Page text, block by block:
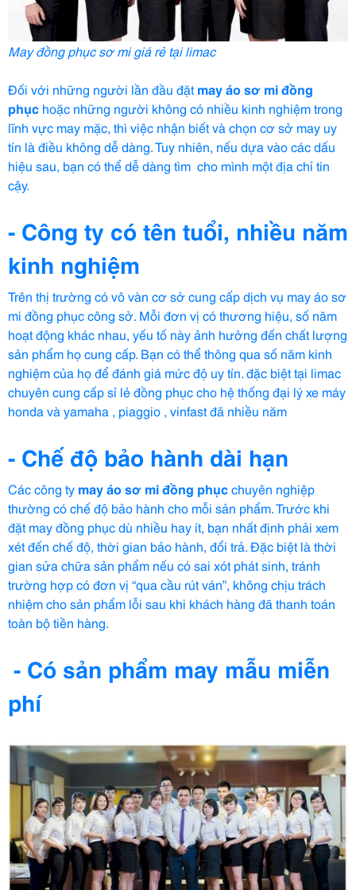
May đồng phục sơ mi giá rẻ tại limac
Đối với những người lần đầu đặt mayáo sơ mi đồng
phục hoặc những người không có nhiều kinh nghiệm trong
lĩnh vực may mặc, thì việc nhận biết và chọn cơ sở may uy
tín là điều không dễ dàng. Tuy nhiên, nếu dựa vào các dấu
hiệu sau, bạn có thể dễ dàng tìm cho mình một địa chỉ tin
cậy.
- Công ty có tên tuổi, nhiều năm
kinh nghiệm
Trên thị trường có vô vàn cơ sở cung cấp dịch vụ may áo sơ
mi đồng phục công sở. Mỗi đơn vị có thương hiệu, số năm
hoạt động khác nhau, yếu tố này ảnh hưởng đến chất lượng
sản phẩm họ cung cấp. Bạn có thể thông qua số năm kinh
nghiệm của họ để đánh giá mức độ uy tín. đặc biệt tại limac
chuyên cung cấp sỉ lẻ đồng phục cho hệ thống đại lý xe máy
honda và yamaha , piaggio , vinfast đã nhiều năm
- Chế độ bảo hành dài hạn
Các công ty mayáo sơ mi đồng phụcchuyên nghiệp
thường có chế độ bảo hành cho mỗi sản phẩm. Trước khi
đặt may đồng phục dù nhiều hay ít, bạn nhất định phải xem
xét đến chế độ, thời gian bảo hành, đổi trả. Đặc biệt là thời
gian sửa chữa sản phẩm nếu có sai xót phát sinh, tránh
trường hợp có đơn vị “qua cầu rút ván”, không chịu trách
nhiệm cho sản phẩm lỗi sau khi khách hàng đã thanh toán
toàn bộ tiền hàng.
- Có sản phẩm may mẫu miễn
phí